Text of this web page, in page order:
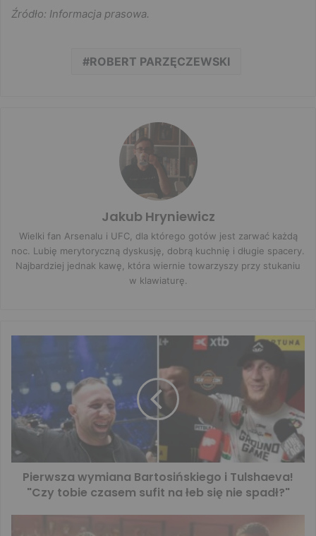
Źródło: Informacja prasowa.
ROBERT PARZĘCZEWSKI
Jakub Hryniewicz
Wielki fan Arsenalu i UFC, dla którego gotów jest zarwać każdą
noc. Lubię merytoryczną dyskusję, dobrą kuchnię i długie spacery.
Najbardziej jednak kawę, która wiernie towarzyszy przy stukaniu
w klawiaturę.
Pierwsza wymiana Bartosińskiego i Tulshaeva!
"Czy tobie czasem sufit na łeb się nie spadł?"